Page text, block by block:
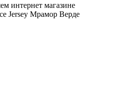
интернет магазине
Jersey Мрамор Верде